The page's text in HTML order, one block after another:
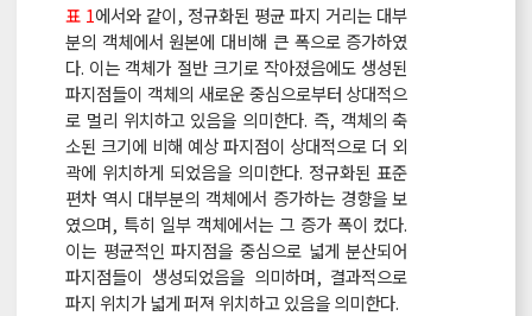
표 1에서와 같이, 정규화된 평균 파지 거리는 대부
분의 객체에서 원본에 대비해 큰 폭으로 증가하였
다. 이는 객체가 절반 크기로 작아졌음에도 생성된
파지점들이 객체의 새로운 중심으로부터 상대적으
로 멀리 위치하고 있음을 의미한다. 즉, 객체의 축
소된 크기에 비해 예상 파지점이 상대적으로 더 외
곽에 위치하게 되었음을 의미한다. 정규화된 표준
편차 역시 대부분의 객체에서 증가하는 경향을 보
였으며, 특히 일부 객체에서는 그 증가 폭이 컸다.
이는 평균적인 파지점을 중심으로 넓게 분산되어
파지점들이 생성되었음을 의미하며, 결과적으로
파지 위치가 넓게 퍼져 위치하고 있음을 의미한다.